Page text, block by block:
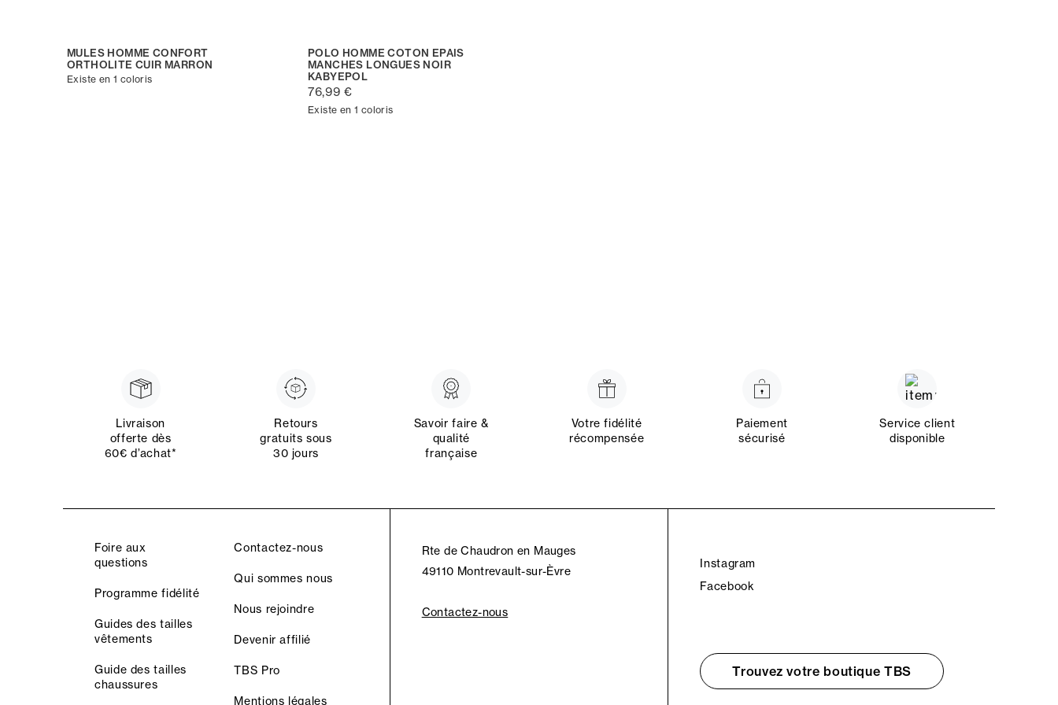
MULES HOMME CONFORT
ORTHOLITE CUIR MARRON
Existe en 1 coloris
POLO HOMME COTON EPAIS
MANCHES LONGUES NOIR
KABYEPOL
76,99 €
Existe en 1 coloris
Livraison
offerte dès
60€ d’achat*
Retours
gratuits sous
30 jours
Savoir faire &
qualité
française
Votre fidélité
récompensée
Paiement
sécurisé
Service client
disponible
Foire aux
questions
Programme fidélité
Guides des tailles
vêtements
Guide des tailles
chaussures
Contactez-nous
Qui sommes nous
Nous rejoindre
Devenir affilié
TBS Pro
Mentions légales
Rte de Chaudron en Mauges
49110 Montrevault-sur-Èvre
Contactez-nous
Instagram
Facebook
Trouvez votre boutique TBS